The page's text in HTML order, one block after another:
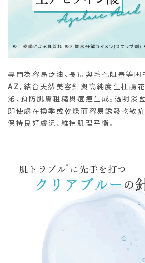
專門為容易泛油、長痘與毛孔阻塞等困
AZ，結合天然美容針與高純度生杜鵑
泌、預防肌膚粗糙與痘痘生成。透明淡
即使處在換季或乾燥而容易誘發乾敏
保持良好膚況、維持肌理平衡。